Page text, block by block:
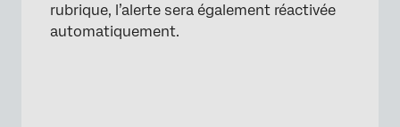
rubrique, l’alerte sera également réactivée
automatiquement.